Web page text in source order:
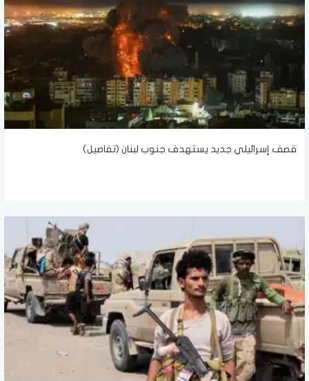
قصف إسرائيلي جديد يستهدف جنوب لبنان (تفاصيل)